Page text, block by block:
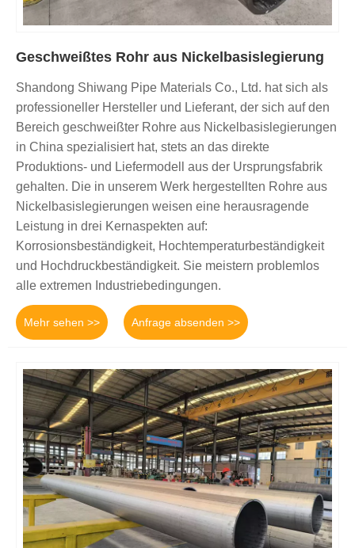
Geschweißtes Rohr aus Nickelbasislegierung
Shandong Shiwang Pipe Materials Co., Ltd. hat sich als
professioneller Hersteller und Lieferant, der sich auf den
Bereich geschweißter Rohre aus Nickelbasislegierungen
in China spezialisiert hat, stets an das direkte
Produktions- und Liefermodell aus der Ursprungsfabrik
gehalten. Die in unserem Werk hergestellten Rohre aus
Nickelbasislegierungen weisen eine herausragende
Leistung in drei Kernaspekten auf:
Korrosionsbeständigkeit, Hochtemperaturbeständigkeit
und Hochdruckbeständigkeit. Sie meistern problemlos
alle extremen Industriebedingungen.
Mehr sehen >> Anfrage absenden >>